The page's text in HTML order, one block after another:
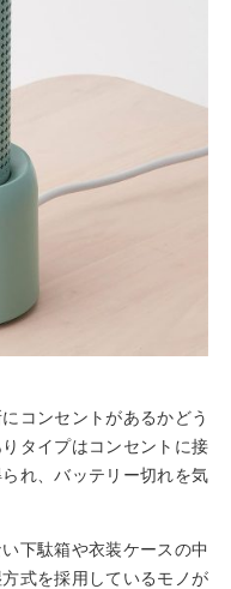
コンセントがあるかどう
タイプはコンセントに接
れ、バッテリー切れを気
下駄箱や衣装ケースの中
式を採用しているモノが